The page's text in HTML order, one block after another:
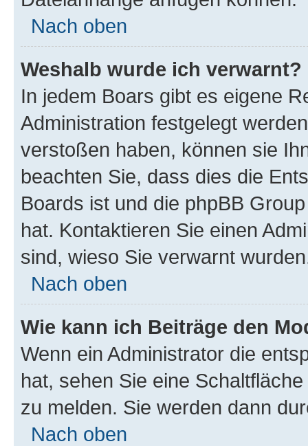
Nach oben
Weshalb wurde ich verwarnt?
In jedem Boars gibt es eigene
Administration festgelegt
verstoßen haben, können sie
beachten Sie, dass dies die
Boards ist und die phpBB
hat. Kontaktieren Sie einen
sind, wieso Sie verwarnt
Nach oben
Wie kann ich Beiträge den
Wenn ein Administrator die
hat, sehen Sie eine
zu melden. Sie werden dann
Nach oben